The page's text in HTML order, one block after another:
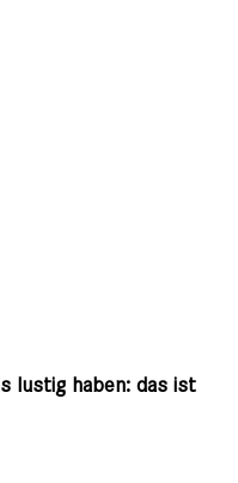
lustig haben: das ist